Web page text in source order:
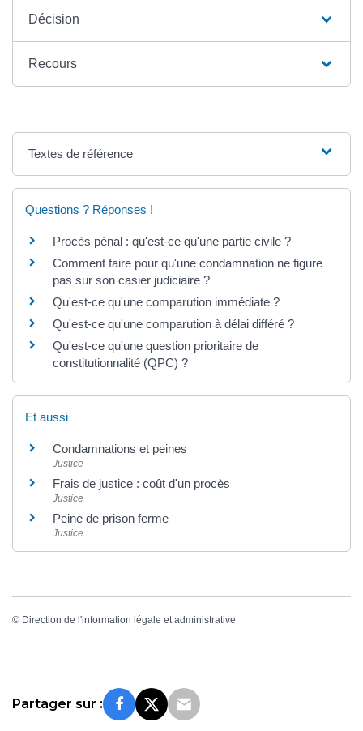
Décision
Recours
Textes de référence
Questions ? Réponses !
Procès pénal : qu'est-ce qu'une partie civile ?
Comment faire pour qu'une condamnation ne figure
pas sur son casier judiciaire ?
Qu'est-ce qu'une comparution immédiate ?
Qu'est-ce qu'une comparution à délai différé ?
Qu'est-ce qu'une question prioritaire de
constitutionnalité (QPC) ?
Et aussi
Condamnations et peines
Justice
Frais de justice : coût d'un procès
Justice
Peine de prison ferme
Justice
© Direction de l'information légale et administrative
Partager sur :